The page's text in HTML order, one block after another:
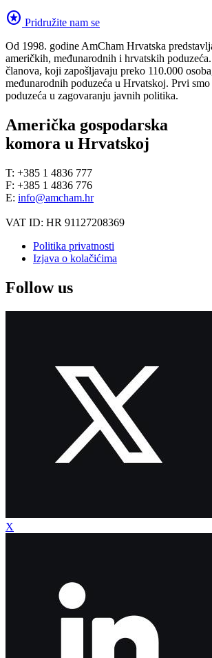
stars Pridružite nam se
Od 1998. godine AmCham Hrvatska
američkih, međunarodnih i hrvatskih
članova, koji zapošljavaju preko 110.000
međunarodnih poduzeća u Hrvatskoj. Prvi
poduzeća u zagovaranju javnih politika.
Američka gospodarska
komora u Hrvatskoj
T: +385 1 4836 777
F: +385 1 4836 776
E: info@amcham.hr
VAT ID: HR 91127208369
Politika privatnosti
Izjava o kolačićima
Follow us
X